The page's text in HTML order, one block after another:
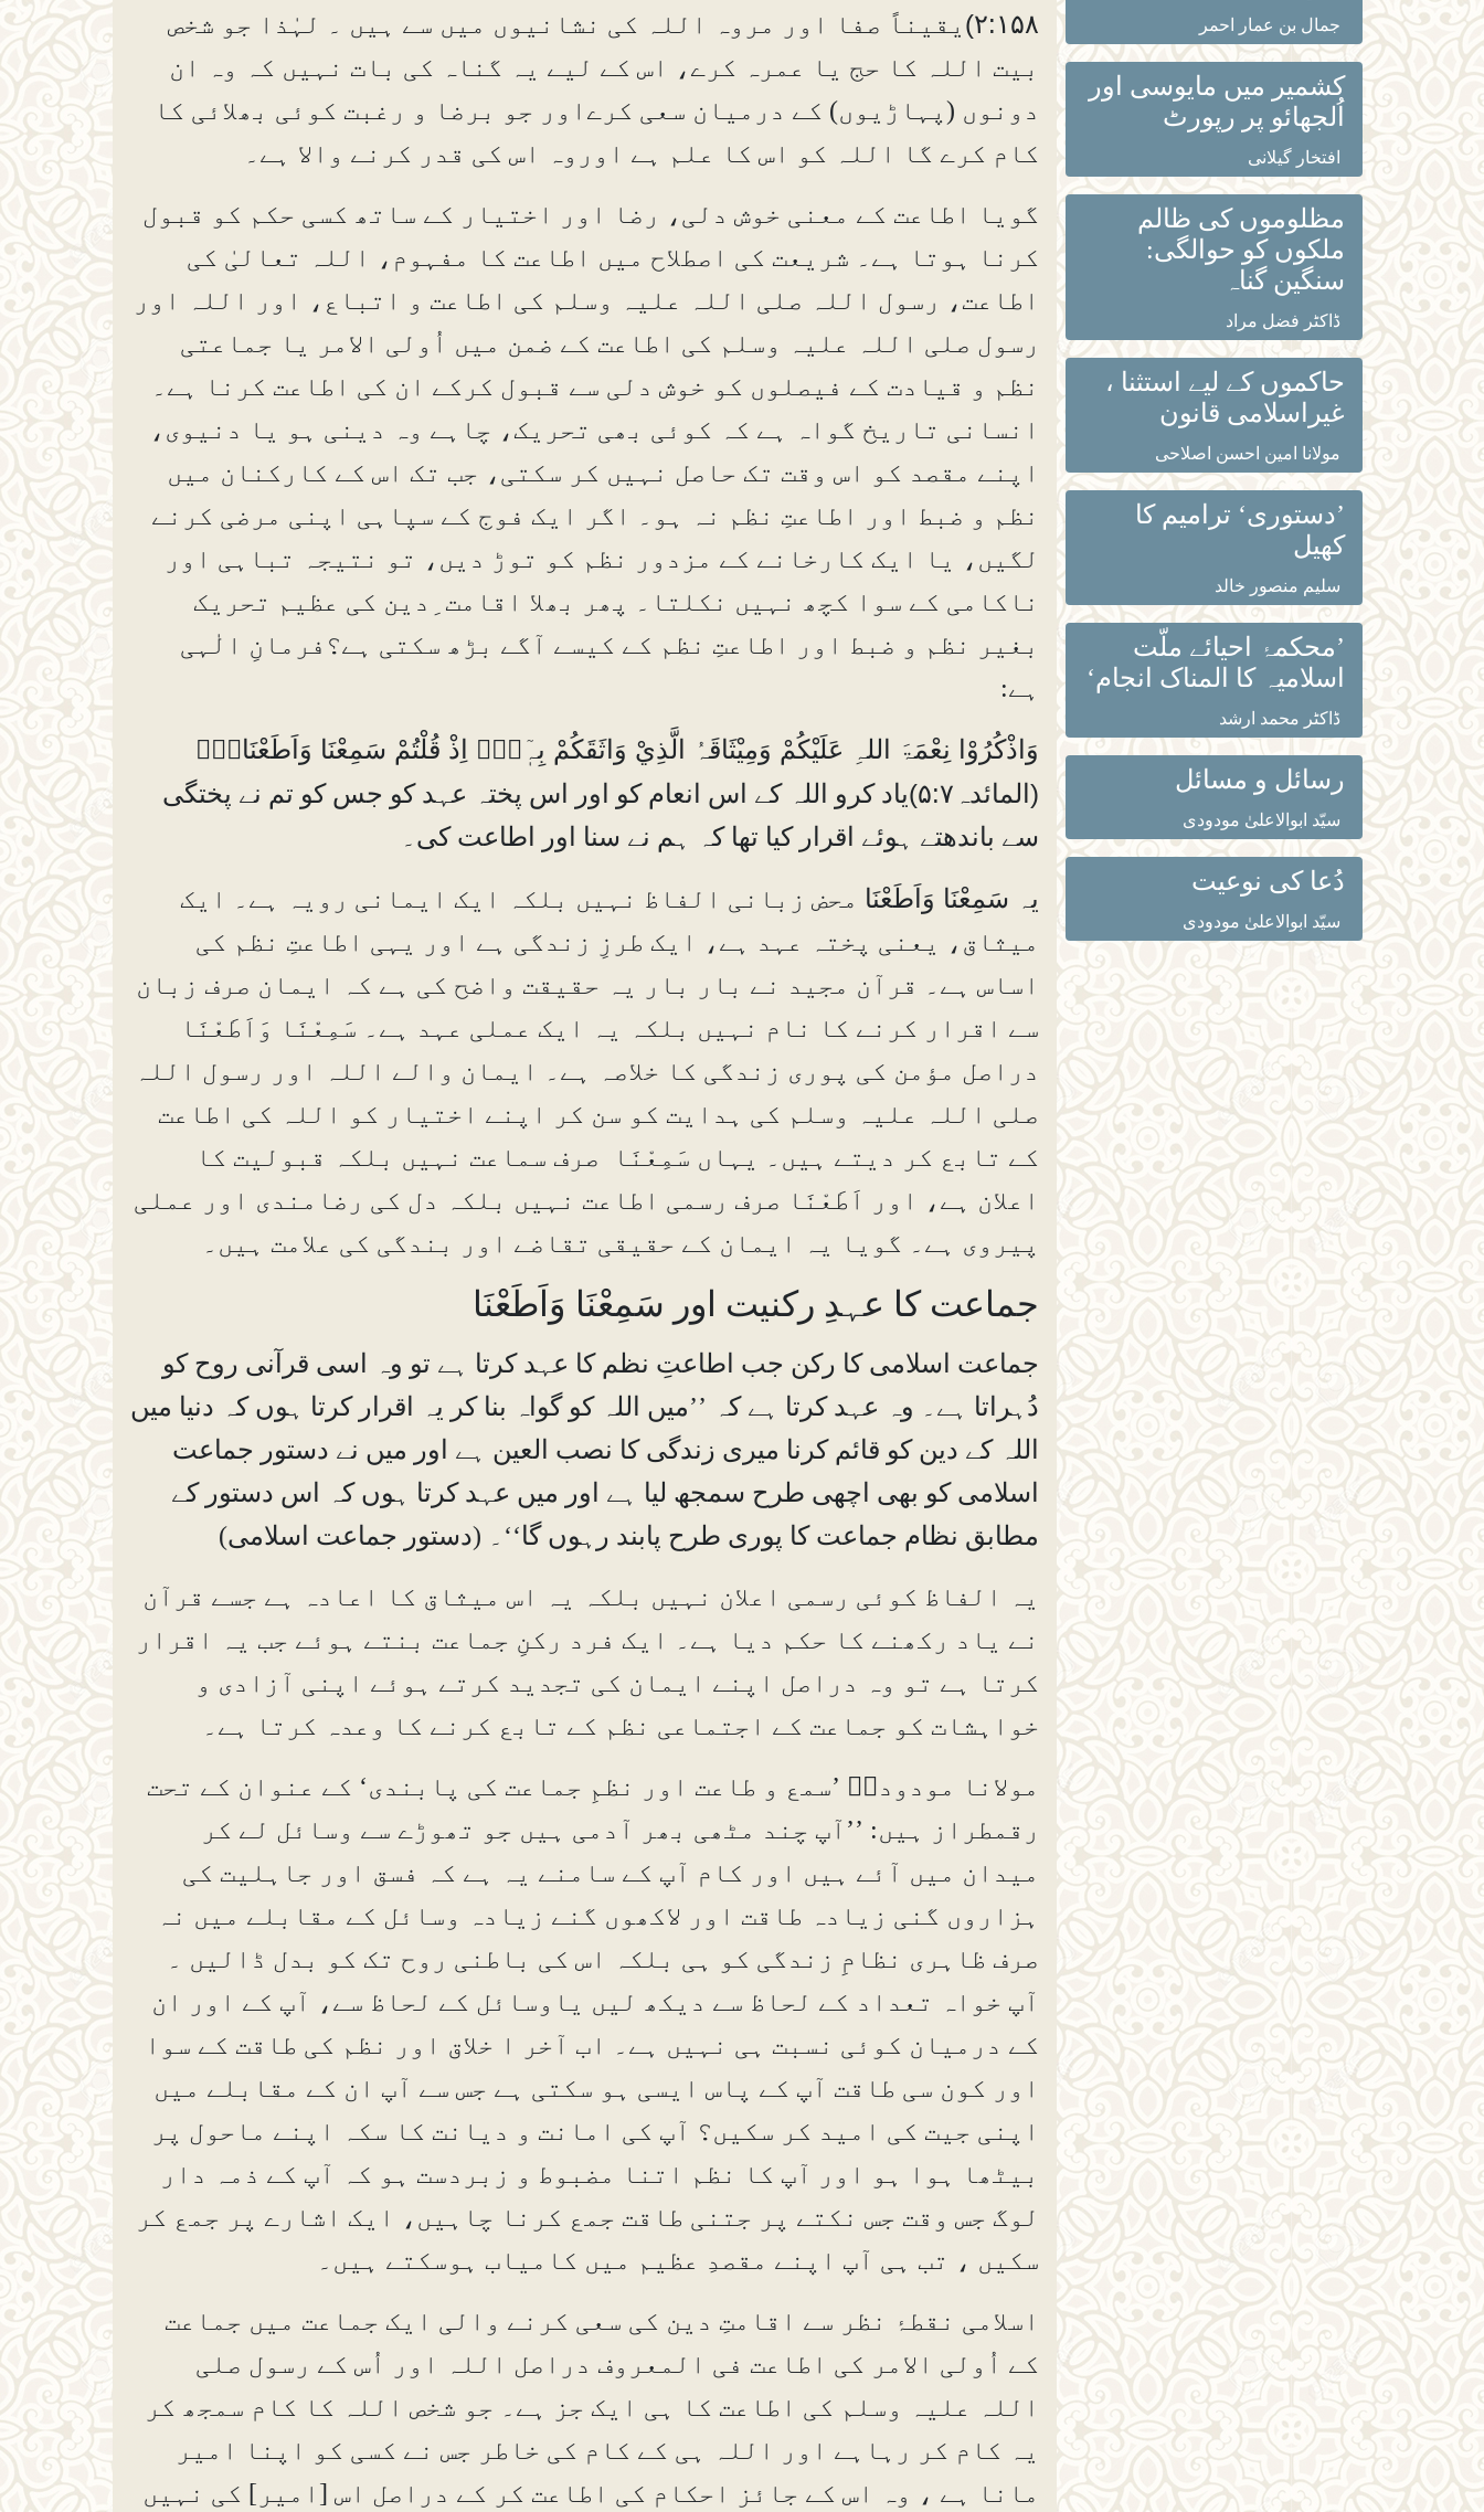
جمال بن عمار احمر
کشمیر میں مایوسی اور
اُلجھائو پر رپورٹ
افتخار گیلانی
مظلوموں کی ظالم
ملکوں کو حوالگی:
سنگین گناہ
ڈاکٹر فضل مراد
حاکموں کے لیے استثنا ،
غیراسلامی قانون
مولانا امین احسن اصلاحی
’دستوری‘ ترامیم کا
کھیل
سلیم منصور خالد
’محکمۂ احیائے ملّت
اسلامیہ کا المناک انجام‘
ڈاکٹر محمد ارشد
رسائل و مسائل
سیّد ابوالاعلیٰ مودودی
دُعا کی نوعیت
سیّد ابوالاعلیٰ مودودی
۲:۱۵۸) یقیناً صفا اور مروہ اللہ کی نشانیوں میں سے ہیں ۔ لہٰذا جو شخص
بیت اللہ کا حج یا عمرہ کرے، اس کے لیے یہ گناہ کی بات نہیں کہ وہ ان
دونوں (پہاڑیوں) کے درمیان سعی کرےاور جو برضا و رغبت کوئی بھلائی کا
کام کرے گا اللہ کو اس کا علم ہے اوروہ اس کی قدر کرنے والا ہے۔
گویا اطاعت کے معنی خوش دلی، رضا اور اختیار کے ساتھ کسی حکم کو قبول
کرنا ہوتا ہے۔ شریعت کی اصطلاح میں اطاعت کا مفہوم، اللہ تعالیٰ کی
اطاعت، رسول اللہ صلی اللہ علیہ وسلم کی اطاعت و اتباع، اور اللہ اور
رسول صلی اللہ علیہ وسلم کی اطاعت کے ضمن میں اُولی الامر یا جماعتی
نظم و قیادت کے فیصلوں کو خوش دلی سے قبول کرکے ان کی اطاعت کرنا ہے۔
انسانی تاریخ گواہ ہے کہ کوئی بھی تحریک، چاہے وہ دینی ہو یا دنیوی،
اپنے مقصد کو اس وقت تک حاصل نہیں کر سکتی، جب تک اس کے کارکنان میں
نظم و ضبط اور اطاعتِ نظم نہ ہو۔ اگر ایک فوج کے سپاہی اپنی مرضی کرنے
لگیں، یا ایک کارخانے کے مزدور نظم کو توڑ دیں، تو نتیجہ تباہی اور
ناکامی کے سوا کچھ نہیں نکلتا۔ پھر بھلا اقامت ِدین کی عظیم تحریک
بغیر نظم و ضبط اور اطاعتِ نظم کے کیسے آگے بڑھ سکتی ہے؟فرمانِ الٰہی
ہے:
وَاذْكُرُوْا نِعْمَۃَ اللہِ عَلَيْكُمْ وَمِيْثَاقَہُ الَّذِيْ وَاثَقَكُمْ بِہٖٓ۝۰ۙ اِذْ قُلْتُمْ سَمِعْنَا وَاَطَعْنَا۝۰ۡ
(المائدہ۵:۷)
یاد کرو اللہ کے اس انعام کو اور اس پختہ عہد کو جس کو تم نے پختگی
سے باندھتے ہوئے اقرار کیا تھا کہ ہم نے سنا اور اطاعت کی۔
یہ سَمِعْنَا وَاَطَعْنَا محض زبانی الفاظ نہیں بلکہ ایک ایمانی رویہ ہے۔ ایک
میثاق، یعنی پختہ عہد ہے، ایک طرزِ زندگی ہے اور یہی اطاعتِ نظم کی
اساس ہے۔ قرآن مجید نے بار بار یہ حقیقت واضح کی ہے کہ ایمان صرف زبان
سے اقرار کرنے کا نام نہیں بلکہ یہ ایک عملی عہد ہے۔ سَمِعْنَا وَاَطَعْنَا
دراصل مؤمن کی پوری زندگی کا خلاصہ ہے۔ ایمان والے اللہ اور رسول اللہ
صلی اللہ علیہ وسلم کی ہدایت کو سن کر اپنے اختیار کو اللہ کی اطاعت
کے تابع کر دیتے ہیں۔ یہاں سَمِعْنَا صرف سماعت نہیں بلکہ قبولیت کا
اعلان ہے، اور اَطَعْنَا صرف رسمی اطاعت نہیں بلکہ دل کی رضامندی اور عملی
پیروی ہے۔ گویا یہ ایمان کے حقیقی تقاضے اور بندگی کی علامت ہیں۔
جماعت کا عہدِ رکنیت اور سَمِعْنَا وَاَطَعْنَا
جماعت اسلامی کا رکن جب اطاعتِ نظم کا عہد کرتا ہے تو وہ اسی قرآنی روح کو
دُہراتا ہے۔ وہ عہد کرتا ہے کہ ’’میں اللہ کو گواہ بنا کر یہ اقرار کرتا ہوں کہ دنیا میں
اللہ کے دین کو قائم کرنا میری زندگی کا نصب العین ہے اور میں نے دستور جماعت
اسلامی کو بھی اچھی طرح سمجھ لیا ہے اور میں عہد کرتا ہوں کہ اس دستور کے
مطابق نظام جماعت کا پوری طرح پابند رہوں گا‘‘۔ (دستور جماعت اسلامی)
یہ الفاظ کوئی رسمی اعلان نہیں بلکہ یہ اس میثاق کا اعادہ ہے جسے قرآن
نے یاد رکھنے کا حکم دیا ہے۔ ایک فرد رکنِ جماعت بنتے ہوئے جب یہ اقرار
کرتا ہے تو وہ دراصل اپنے ایمان کی تجدید کرتے ہوئے اپنی آزادی و
خواہشات کو جماعت کے اجتماعی نظم کے تابع کرنے کا وعدہ کرتا ہے۔
مولانا مودودیؒ ’سمع و طاعت اور نظمِ جماعت کی پابندی‘ کے عنوان کے تحت
رقمطراز ہیں: ’’آپ چند مٹھی بھر آدمی ہیں جو تھوڑے سے وسائل لے کر
میدان میں آئے ہیں اور کام آپ کے سامنے یہ ہے کہ فسق اور جاہلیت کی
ہزاروں گنی زیادہ طاقت اور لاکھوں گنے زیادہ وسائل کے مقابلے میں نہ
صرف ظاہری نظامِ زندگی کو ہی بلکہ اس کی باطنی روح تک کو بدل ڈالیں ۔
آپ خواہ تعداد کے لحاظ سے دیکھ لیں یاوسائل کے لحاظ سے، آپ کے اور ان
کے درمیان کوئی نسبت ہی نہیں ہے۔ اب آخر ا خلاق اور نظم کی طاقت کے سوا
اور کون سی طاقت آپ کے پاس ایسی ہو سکتی ہے جس سے آپ ان کے مقابلے میں
اپنی جیت کی امید کر سکیں؟ آپ کی امانت و دیانت کا سکہ اپنے ماحول پر
بیٹھا ہوا ہو اور آپ کا نظم اتنا مضبوط و زبردست ہو کہ آپ کے ذمہ دار
لوگ جس وقت جس نکتے پر جتنی طاقت جمع کرنا چاہیں، ایک اشارے پر جمع کر
سکیں ، تب ہی آپ اپنے مقصدِ عظیم میں کامیاب ہوسکتے ہیں۔
اسلامی نقطۂ نظر سے اقامتِ دین کی سعی کرنے والی ایک جماعت میں جماعت
کے اُولی الامر کی اطاعت فی المعروف دراصل اللہ اور اُس کے رسول صلی
اللہ علیہ وسلم کی اطاعت کا ہی ایک جز ہے۔ جو شخص اللہ کا کام سمجھ کر
یہ کام کر رہاہے اور اللہ ہی کے کام کی خاطر جس نے کسی کو اپنا امیر
مانا ہے ، وہ اس کے جائز احکام کی اطاعت کر کے دراصل اس [امیر] کی نہیں